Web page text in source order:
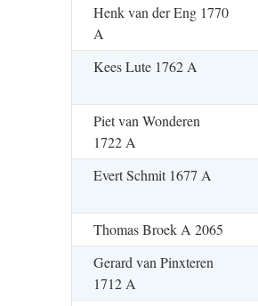
Henk van der Eng 1770
A
Kees Lute 1762 A
Piet van Wonderen
1722 A
Evert Schmit 1677 A
Thomas Broek A 2065
Gerard van Pinxteren
1712 A